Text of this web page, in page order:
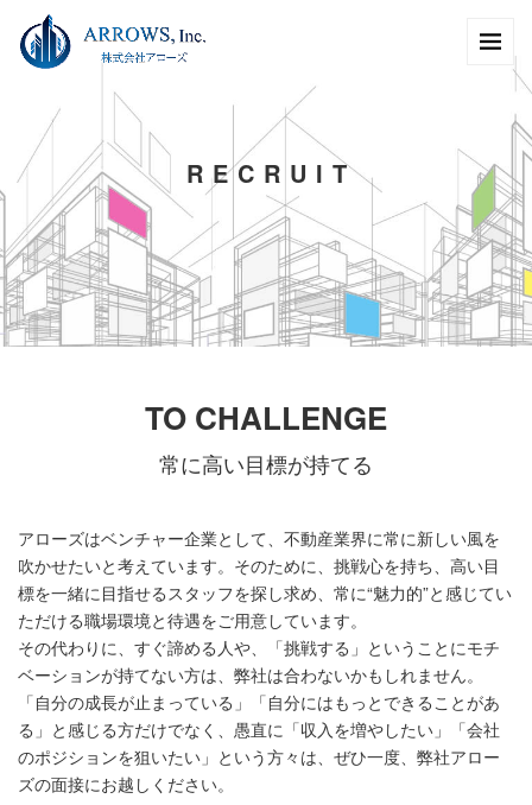
REC R U I T
TO CHALLENGE
常に高い目標が持てる
アローズはベンチャー企業として、不動産業界に常に新しい風を
吹かせたいと考えています。そのために、挑戦心を持ち、高い目
標を一緒に目指せるスタッフを探し求め、常に“魅力的”と感じてい
ただける職場環境と待遇をご用意しています。
その代わりに、すぐ諦める人や、「挑戦する」ということにモチ
ベーションが持てない方は、弊社は合わないかもしれません。
「自分の成長が止まっている」「自分にはもっとできることがあ
る」と感じる方だけでなく、愚直に「収入を増やしたい」「会社
のポジションを狙いたい」という方々は、ぜひ一度、弊社アロー
ズの面接にお越しください。